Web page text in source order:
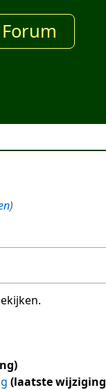
Forum
laatste wijziging